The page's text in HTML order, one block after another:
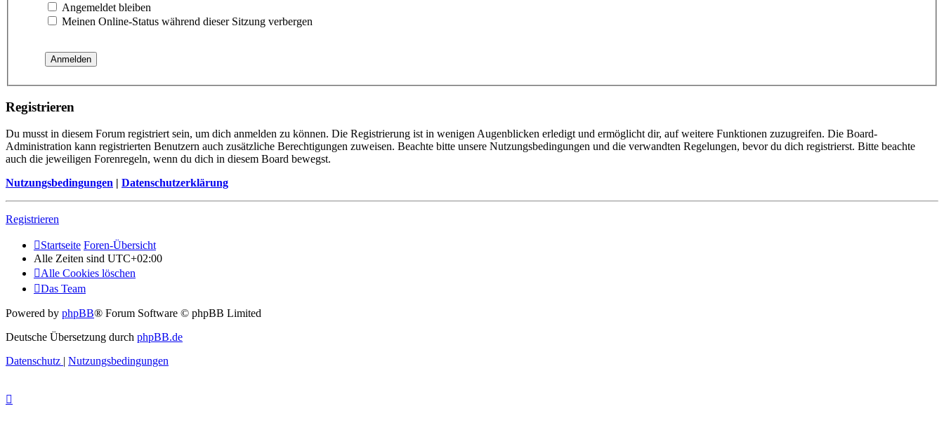
Angemeldet bleiben
Meinen Online-Status während dieser Sitzung verbergen
Registrieren
Du musst in diesem Forum registriert sein, um dich anmelden zu können. Die Registrierung ist in wenigen Augenblicken erledigt und ermöglicht dir, auf weitere Funktionen zuzugreifen. Die Board-
Administration kann registrierten Benutzern auch zusätzliche Berechtigungen zuweisen. Beachte bitte unsere Nutzungsbedingungen und die verwandten Regelungen, bevor du dich registrierst. Bitte beachte
auch die jeweiligen Forenregeln, wenn du dich in diesem Board bewegst.
Nutzungsbedingungen | Datenschutzerklärung
Registrieren
Startseite Foren-Übersicht
Alle Zeiten sind UTC+02:00
Alle Cookies löschen
Das Team
Powered by phpBB® Forum Software © phpBB Limited
Deutsche Übersetzung durch phpBB.de
Datenschutz | Nutzungsbedingungen